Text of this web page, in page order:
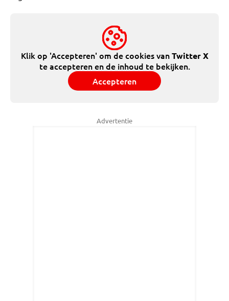
Klik op 'Accepteren' om de cookies vanTwitter X
te accepteren en de inhoud te bekijken.
Accepteren
Advertentie